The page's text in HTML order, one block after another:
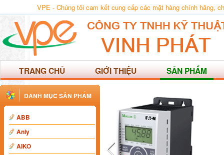
VPE - Chúng tôi cam kết cung cấp các mặt hàng chính hãng,
TRANG CHỦ GIỚI THIỆU SẢN PHẨM
DANH MỤC SẢN PHẨM
ABB
Anly
AIKO